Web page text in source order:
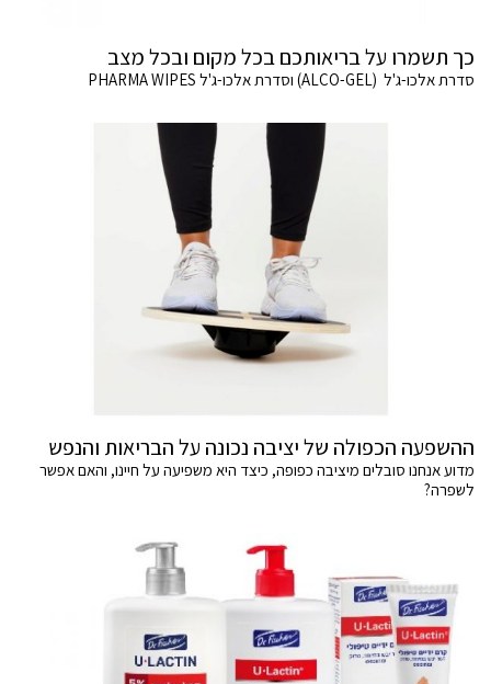
כך תשמרו על בריאותכם בכל מקום ובכל מצב
סדרת אלכו-ג'ל (ALCO-GEL) וסדרת אלכו-ג'ל PHARMA WIPES
ההשפעה הכפולה של יציבה נכונה על הבריאות והנפש
מדוע אנחנו סובלים מיציבה כפופה, כיצד היא משפיעה על חיינו, והאם אפשר
לשפרה?